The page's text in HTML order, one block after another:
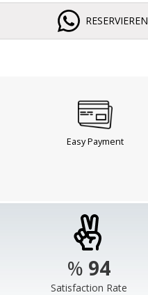
RESERVIEREN
Easy Payment
% 98
Satisfaction Rate